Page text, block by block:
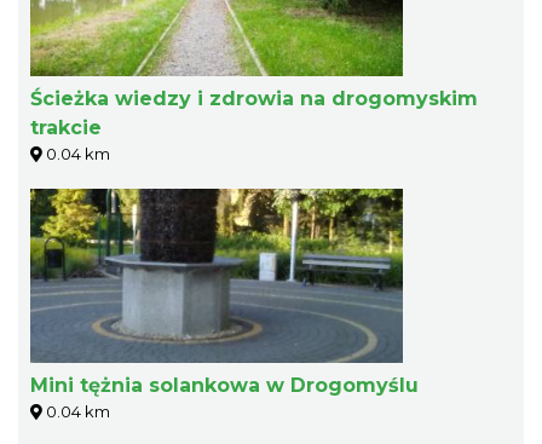
Ścieżka wiedzy i zdrowia na drogomyskim
trakcie
0.04 km
Mini tężnia solankowa w Drogomyślu
0.04 km